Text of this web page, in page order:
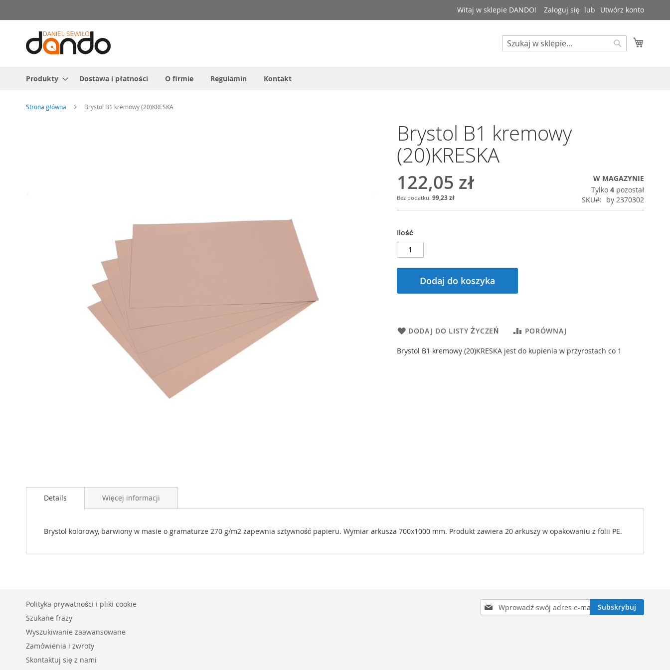
do
treści
Witaj w sklepie DANDO! Zaloguj się Utwórz konto
Search
Produkty Dostawa i płatności O firmie Regulamin Kontakt
Strona główna Brystol B1 kremowy (20)KRESKA
na
początek
Brystol B1 kremowy
(20)KRESKA
122,05 zł
99,23 zł
W MAGAZYNIE
Tylko 4 pozostał
SKU
by 2370302
Ilość
Dodaj do koszyka
DODAJ DO LISTY ŻYCZEŃ PORÓWNAJ
Brystol B1 kremowy (20)KRESKA jest do kupienia w przyrostach co 1
Details
Brystol kolorowy, barwiony w masie o gramaturze 270 g/m2 zapewnia sztywność papieru. Wymiar arkusza 700x1000 mm. Produkt zawiera 20 arkuszy w opakowaniu z folii PE.
Więcej informacji
Subskrybuj
nasz
Subskrybuj
Polityka prywatności i pliki cookie
Szukane frazy
Wyszukiwanie zaawansowane
Zamówienia i zwroty
Skontaktuj się z nami